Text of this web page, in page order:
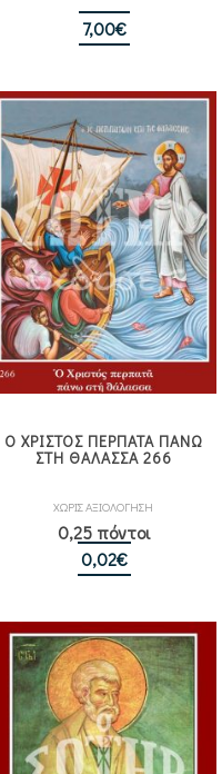
7,00€
Ο ΧΡΙΣΤΟΣ ΠΕΡΠΑΤΑ ΠΑΝΩ
ΣΤΗ ΘΑΛΑΣΣΑ 266
ΧΩΡΙΣ ΑΞΙΟΛΟΓΗΣΗ
0,25 πόντοι
0,02€